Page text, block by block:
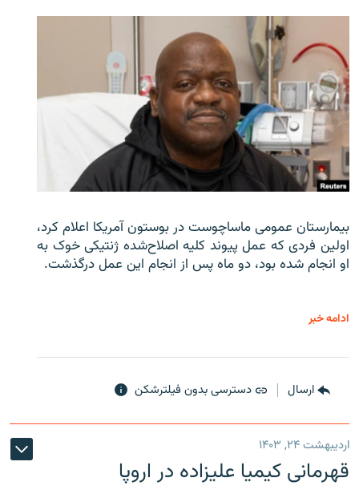
بیمارستان عمومی ماساچوست در بوستون آمریکا اعلام کرد،
اولین فردی که عمل پیوند کلیه اصلاح‌شده ژنتیکی خوک به
او انجام شده بود، دو ماه پس از انجام این عمل درگذشت.
ادامه خبر
ارسال دسترسی بدون فیلترشکن
اردیبهشت ۲۴, ۱۴۰۳
قهرمانی کیمیا علیزاده در اروپا